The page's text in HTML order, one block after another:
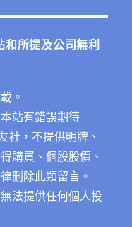
所提及公司無利
。
站有錯誤期待
社，不提供明牌、
購買、個股股價、
刪除此類留言。
法提供任何個人投